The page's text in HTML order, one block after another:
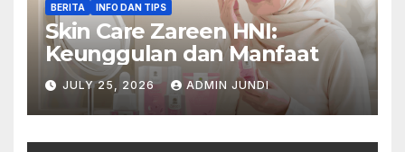
BERITA INFO DAN TIPS
Skin Care Zareen HNI:
Keunggulan dan Manfaat
JULY 25, 2026 ADMIN JUNDI